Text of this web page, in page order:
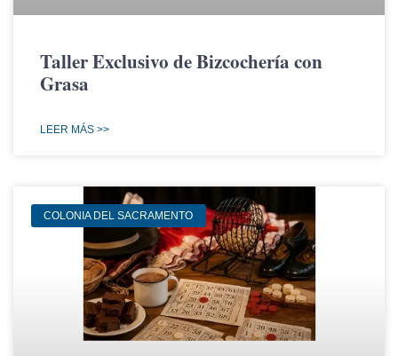
Taller Exclusivo de Bizcochería con
Grasa
LEER MÁS >>
COLONIA DEL SACRAMENTO